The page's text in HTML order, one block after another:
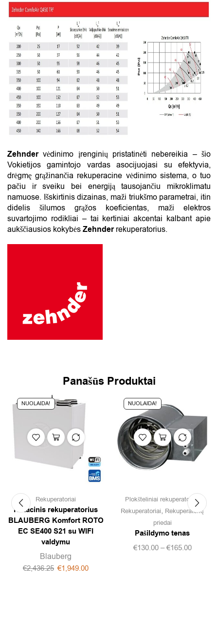
Zehndervėdinimo įrenginių pristatinėti nebereikia – šio
Vokietijos gamintojo vardas asocijuojasi su efektyvia,
drėgmę grąžinančia rekuperacine vėdinimo sistema, o tuo
pačiu ir sveiku bei energiją tausojančiu mikroklimatu
namuose. Išskirtinis dizainas, maži triukšmo parametrai, itin
didelis šilumos grąžos koeficientas, maži elektros
suvartojimo rodikliai – tai kertiniai akcentai kalbant apie
aukščiausios kokybėsZehnderrekuperatorius.
Panašūs Produktai
NUOLAIDA!
Rekuperatoriai
Rotacinis rekuperatorius
BLAUBERG Komfort ROTO
EC SE400 S21 su WIFI
valdymu
Blauberg
€2,436.25 €1,949.00
NUOLAIDA!
Plokšteliniai rekuperatoriai,
Rekuperatoriai, Rekuperatorių
priedai
Pašildymo tenas
€130.00–€165.00